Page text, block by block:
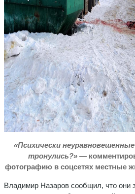
«Психически
тронулись?» —
фотографию в соцсетях местные
Владимир Назаров сообщил, что они